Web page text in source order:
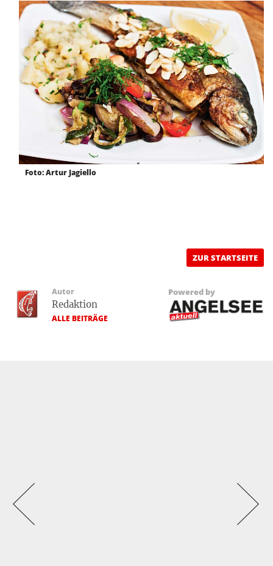
Foto: Artur Jagiello
ZUR STARTSEITE
Autor
Redaktion
ALLE BEITRÄGE
Powered by